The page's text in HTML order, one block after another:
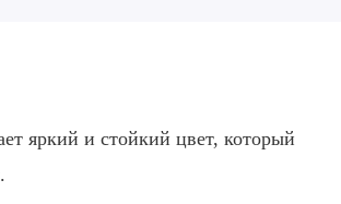
яркий и стойкий цвет, который